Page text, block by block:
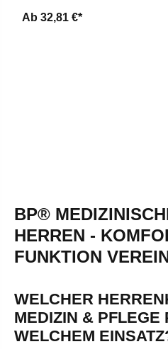
Ab 32,81 €*
BP®
HERREN -
FUNKTION
WELCHER
MEDIZIN & PFLEGE
WELCHEM